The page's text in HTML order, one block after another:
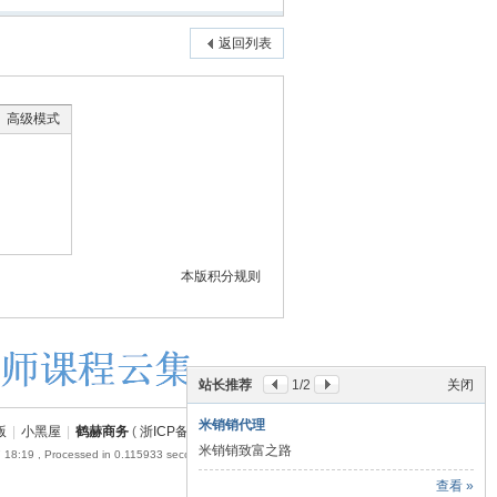
返回列表
高级模式
本版积分规则
关闭
站长推荐 1/2
米销销代理
米销销致富之路
查看 »
| 小黑屋 | 鹤赫商务 ( 浙ICP备18054110号-1
18:19 , Processed in 0.115933 second(s), 22 queries .